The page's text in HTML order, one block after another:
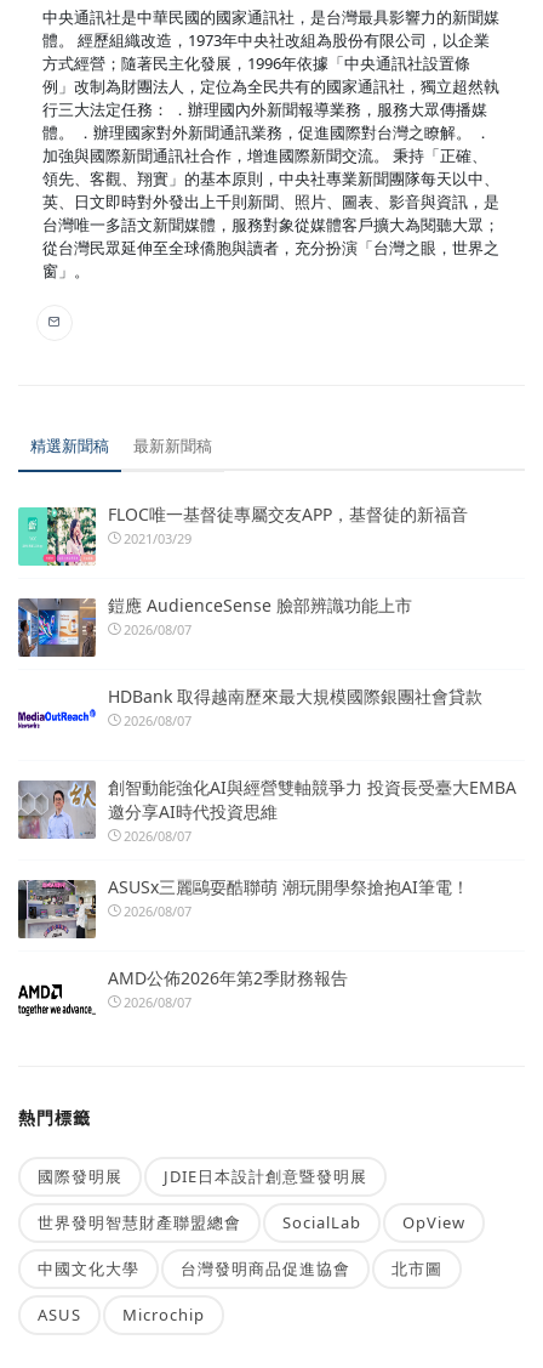
中央通訊社是中華民國的國家通訊社，是台灣最具影響力的新聞媒
體。 經歷組織改造，1973年中央社改組為股份有限公司，以企業
方式經營；隨著民主化發展，1996年依據「中央通訊社設置條
例」改制為財團法人，定位為全民共有的國家通訊社，獨立超然執
行三大法定任務： ．辦理國內外新聞報導業務，服務大眾傳播媒
體。 ．辦理國家對外新聞通訊業務，促進國際對台灣之瞭解。 ．
加強與國際新聞通訊社合作，增進國際新聞交流。 秉持「正確、
領先、客觀、翔實」的基本原則，中央社專業新聞團隊每天以中、
英、日文即時對外發出上千則新聞、照片、圖表、影音與資訊，是
台灣唯一多語文新聞媒體，服務對象從媒體客戶擴大為閱聽大眾；
從台灣民眾延伸至全球僑胞與讀者，充分扮演「台灣之眼，世界之
窗」。
精選新聞稿 最新新聞稿
FLOC唯一基督徒專屬交友APP，基督徒的新福音
2021/03/29
鎧應 AudienceSense 臉部辨識功能上市
2026/08/07
HDBank 取得越南歷來最大規模國際銀團社會貸款
2026/08/07
創智動能強化AI與經營雙軸競爭力 投資長受臺大EMBA
邀分享AI時代投資思維
2026/08/07
ASUSx三麗鷗耍酷聯萌 潮玩開學祭搶抱AI筆電！
2026/08/07
AMD公佈2026年第2季財務報告
2026/08/07
熱門標籤
國際發明展 JDIE日本設計創意暨發明展
世界發明智慧財產聯盟總會 SocialLab OpView
中國文化大學 台灣發明商品促進協會 北市圖
ASUS Microchip